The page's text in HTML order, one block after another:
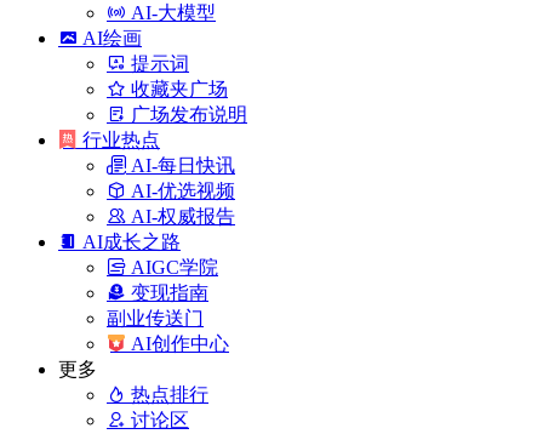
AI-大模型
AI绘画
提示词
收藏夹广场
广场发布说明
行业热点
AI-每日快讯
AI-优选视频
AI-权威报告
AI成长之路
AIGC学院
变现指南
副业传送门
AI创作中心
更多
热点排行
讨论区